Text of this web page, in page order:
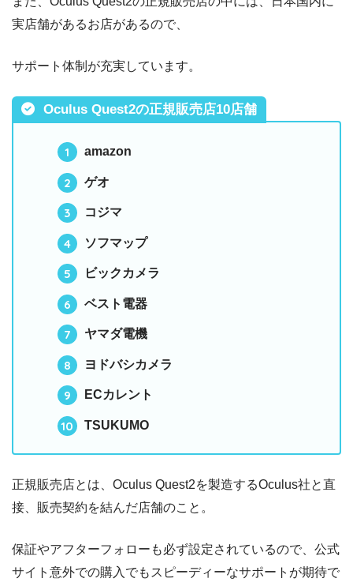
実店舗があるお店があるので、
サポート体制が充実しています。
Oculus Quest2の正規販売店10店舗
amazon
ゲオ
コジマ
ソフマップ
ビックカメラ
ベスト電器
ヤマダ電機
ヨドバシカメラ
ECカレント
TSUKUMO
正規販売店とは、Oculus Quest2を製造するOculus社と直
接、販売契約を結んだ店舗のこと。
保証やアフターフォローも必ず設定されているので、公式
サイト意外での購入でもスピーディーなサポートが期待で